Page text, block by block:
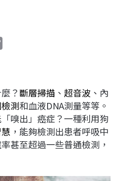
L
i
k
？斷層掃描 、 超音波 、內
測和血液DNA測量等等。
嗅出」癌症？一種利用狗
，能夠檢測出患者呼吸中
甚至超過一些普通檢測，